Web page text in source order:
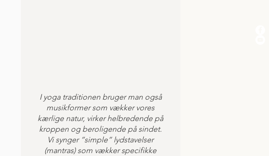
I yoga traditionen bruger man også
musikformer som vækker vores
kærlige natur, virker helbredende på
kroppen og beroligende på sindet.
Vi synger ”simple” lydstavelser
(mantras) som vækker specifikke